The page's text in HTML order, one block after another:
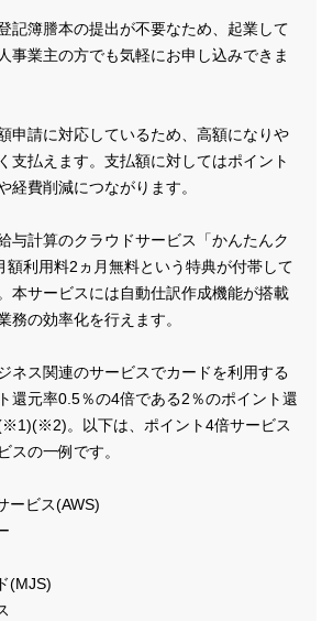
記簿謄本の提出が不要なため、起業して
事業主の方でも気軽にお申し込みできま
申請に対応しているため、高額になりや
支払えます。支払額に対してはポイント
経費削減につながります。
与計算のクラウドサービス「かんたんク
額利用料2ヵ月無料という特典が付帯して
本サービスには自動仕訳作成機能が搭載
務の効率化を行えます。
ネス関連のサービスでカードを利用する
還元率0.5％の4倍である2％のポイント還
。以下は、ポイント4倍サービス
スの一例です。
ービス(AWS)
(MJS)